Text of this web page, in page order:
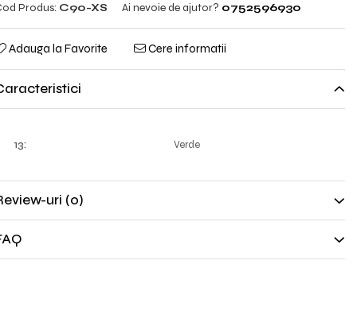
Produs: C90-XS Ai nevoie de ajutor? 0752596930
Adauga la Favorite Cere informatii
13: Verde
uri (0)